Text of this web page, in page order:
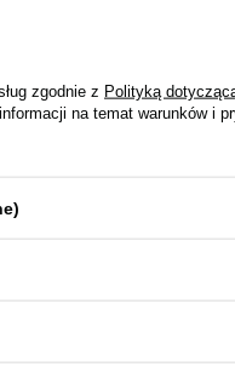
zgodnie z Polityką
na temat warunków i